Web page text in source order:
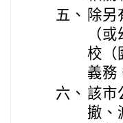
五、 除另
（
校（
義務
六、 該市
撤、